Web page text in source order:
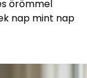
örömmel
nap mint nap